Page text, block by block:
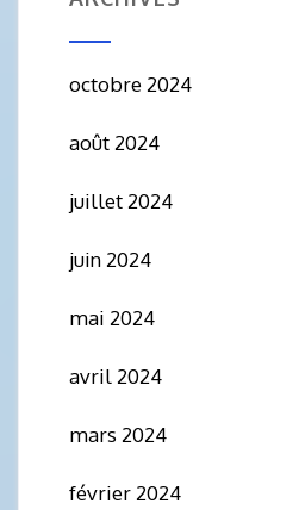
octobre 2024
août 2024
juillet 2024
juin 2024
mai 2024
avril 2024
mars 2024
février 2024